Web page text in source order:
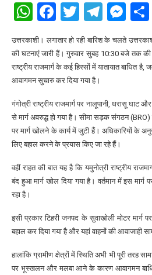
WhatsApp
Facebook
Twitter
उत्तरकाशी। लगातार हो रही बारिश के चलते
की घटनाएं जारी हैं। गुरुवार सुबह 10:30 बजे तक की
राष्ट्रीय राजमार्ग के कई हिस्सों में यातायात बाधित है,
आवागमन सुचारु कर दिया गया है।
गंगोत्री राष्ट्रीय राजमार्ग पर नालूपानी, धरासू
से मार्ग अवरुद्ध हो गया है। सीमा सड़क संगठन (BRO)
पर मार्ग खोलने के कार्य में जुटी हैं। अधिकारियों के
लिए बहाल करने के प्रयास किए जा रहे हैं।
वहीं राहत की बात यह है कि यमुनोत्री राष्ट्रीय
बंद हुआ मार्ग खोल दिया गया है। वर्तमान में इस मार्ग
रहा है।
इसी प्रकार टिहरी जनपद के सुवाखोली मोटर मार्ग
बहाल कर दिया गया है और यहां वाहनों की आवाजाही
हालांकि ग्रामीण क्षेत्रों में स्थिति अभी भी पूरी तरह
पर भूस्खलन और मलबा आने के कारण आवागमन